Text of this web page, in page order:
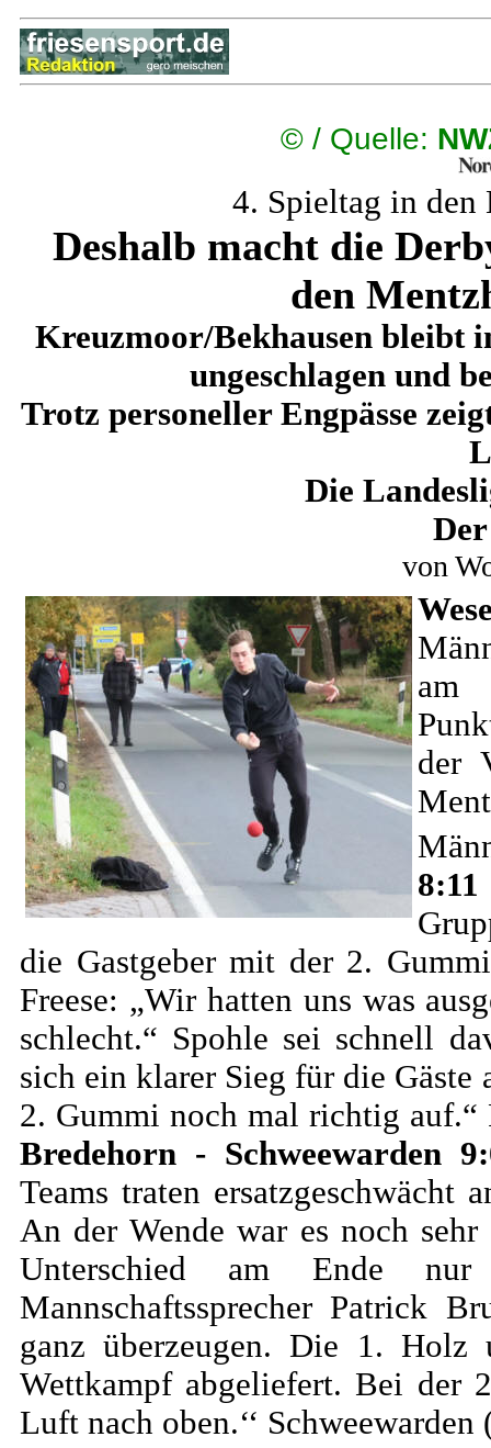
©/ Quelle:
4. Spieltag in
Deshalb macht die
den
Kreuzmoor/Bekhausen bleibt
ungeschlagen und
Trotz personeller Engpässe
Die
von
am
der
8:11
die Gastgeber mit der 2.
Freese: „Wir hatten uns was
schlecht.“ Spohle sei schnell
sich ein klarer Sieg für die Gäste
2. Gummi noch mal richtig
Bredehorn - Schweewarden
Teams traten ersatzgeschwächt
An der Wende war es noch
Unterschied am Ende nur
Mannschaftssprecher Patrick
ganz überzeugen. Die 1.
Wettkampf abgeliefert. Bei
Luft nach oben.‘‘